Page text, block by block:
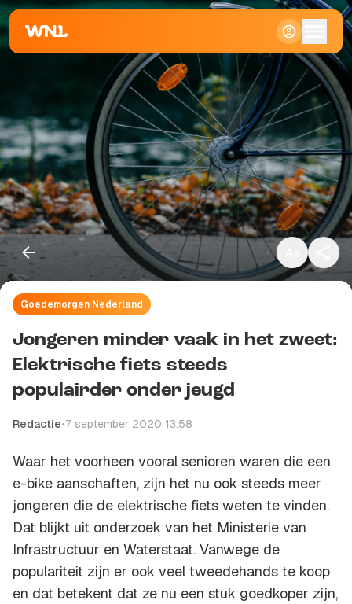
Klein
Standaard
Groot
Goedemorgen Nederland
Jongeren minder vaak in het zweet:
Elektrische fiets steeds
populairder onder jeugd
Redactie•7 september 2020 13:58
Waar het voorheen vooral senioren waren die een
e-bike aanschaften, zijn het nu ook steeds meer
jongeren die de elektrische fiets weten te vinden.
Dat blijkt uit onderzoek van het Ministerie van
Infrastructuur en Waterstaat. Vanwege de
populariteit zijn er ook veel tweedehands te koop
en dat betekent dat ze nu een stuk goedkoper zijn,